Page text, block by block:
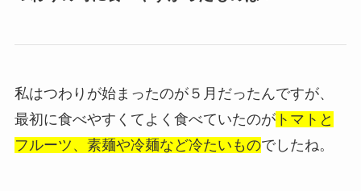
私はつわりが始まったのが５月だったんですが、
最初に食べやすくてよく食べていたのがトマトと
フルーツ、素麺や冷麺など冷たいものでしたね。